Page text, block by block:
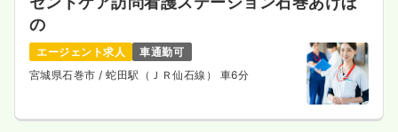
の
エージェント求人
車通勤可
宮城県石巻市 / 蛇田駅（ＪＲ仙石線） 車6分